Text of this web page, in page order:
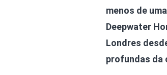
menos de
Deepwater
Londres
profundas da